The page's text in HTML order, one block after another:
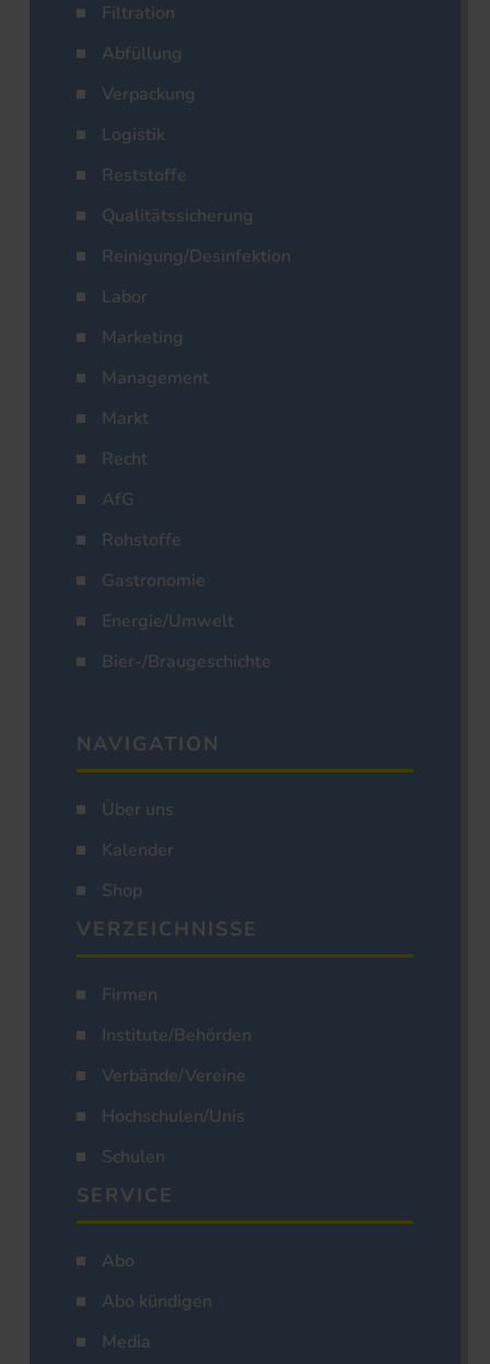
Filtration
Abfüllung
Verpackung
Logistik
Reststoffe
Qualitätssicherung
Reinigung/Desinfektion
Labor
Marketing
Management
Markt
Recht
AfG
Rohstoffe
Gastronomie
Energie/Umwelt
Bier-/Braugeschichte
NAVIGATION
Über uns
Kalender
Shop
VERZEICHNISSE
Firmen
Institute/Behörden
Verbände/Vereine
Hochschulen/Unis
Schulen
SERVICE
Abo
Abo kündigen
Media